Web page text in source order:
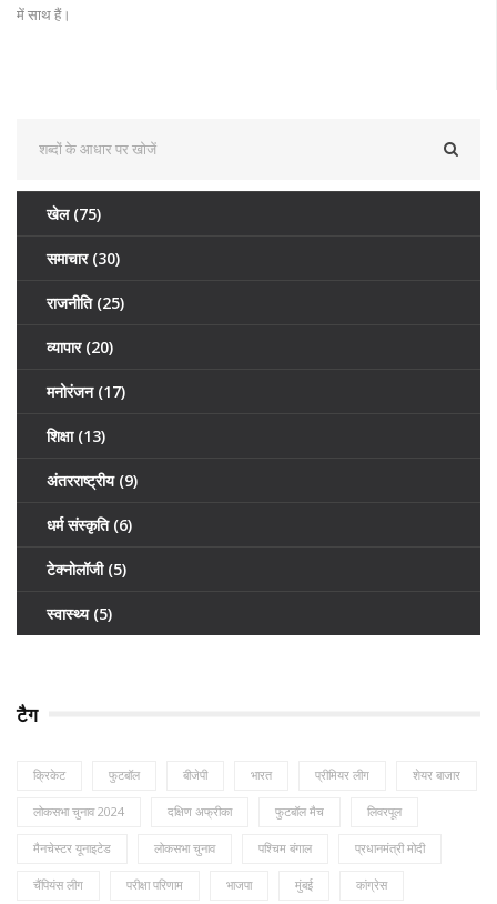
में साथ हैं।
खेल (75)
समाचार (30)
राजनीति (25)
व्यापार (20)
मनोरंजन (17)
शिक्षा (13)
अंतरराष्ट्रीय (9)
धर्म संस्कृति (6)
टेक्नोलॉजी (5)
स्वास्थ्य (5)
टैग
क्रिकेट फुटबॉल बीजेपी भारत प्रीमियर लीग शेयर बाजार
लोकसभा चुनाव 2024 दक्षिण अफ्रीका फुटबॉल मैच लिवरपूल
मैनचेस्टर यूनाइटेड लोकसभा चुनाव पश्चिम बंगाल प्रधानमंत्री मोदी
चैंपियंस लीग परीक्षा परिणाम भाजपा मुंबई कांग्रेस